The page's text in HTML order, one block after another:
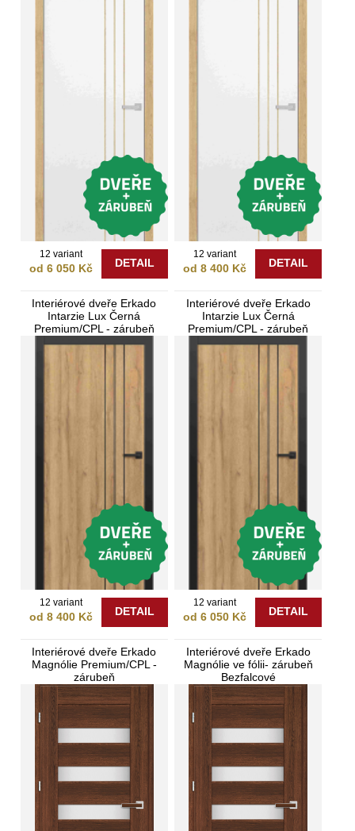
12 variant
od 6 050 Kč DETAIL
12 variant
od 8 400 Kč DETAIL
Interiérové dveře Erkado
Intarzie Lux Černá
Premium/CPL - zárubeň
12 variant
od 8 400 Kč DETAIL
Interiérové dveře Erkado
Intarzie Lux Černá
Premium/CPL - zárubeň
12 variant
od 6 050 Kč DETAIL
Interiérové dveře Erkado
Magnólie Premium/CPL -
zárubeň
Interiérové dveře Erkado
Magnólie ve fólii- zárubeň
Bezfalcové